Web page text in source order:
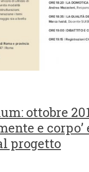
ottobre
e
progetto